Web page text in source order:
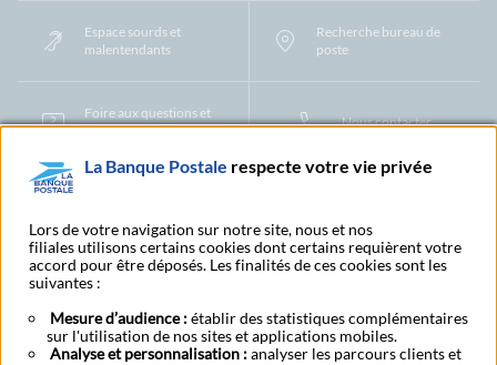
Espace sourds et
malentendants
Recherche bureau de
poste
Foire aux questions et
centre d'aide
Nous contacter
Protection des Données à Caractère PersonnelFiliales et partenaires
CookiesGestion des cookiesActualiser vos informations
Contestation et réclamation Coordonnées Centres Financiers
Alertes fraudes et points de vigilance Actualités réglementaires CGU
Aide navigateur et systèmes d'exploitation
Vider le cache de votre navigateurLexique Aide et accessibilité
La Banque Postale respecte votre vie privée
Lors de votre navigation sur notre site, nous et nos
filiales utilisons certains cookies dont certains requièrent votre
accord pour être déposés. Les finalités de ces cookies sont les
suivantes :
Mesure d’audience :établir des statistiques complémentaires
sur l'utilisation de nos sites et applications mobiles.
Analyse et personnalisation :analyser les parcours clients et